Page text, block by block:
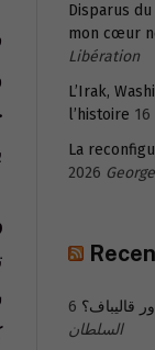
Disparus
mon cœur
Libération
L’Irak,
l’histoire 16
La
2026
قاليباف؟
السلطان